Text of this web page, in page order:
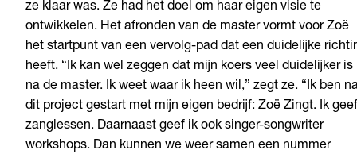
ze klaar was. Ze had het doel om haar eigen visie te
ontwikkelen. Het afronden van de master vormt voor Zoë
het startpunt van een vervolg-pad dat een duidelijke
heeft. “Ik kan wel zeggen dat mijn koers veel duidelijker is
na de master. Ik weet waar ik heen wil,” zegt ze. “Ik ben
dit project gestart met mijn eigen bedrijf: Zoë Zingt. Ik geef
zanglessen. Daarnaast geef ik ook singer-songwriter
workshops. Dan kunnen we weer samen een nummer